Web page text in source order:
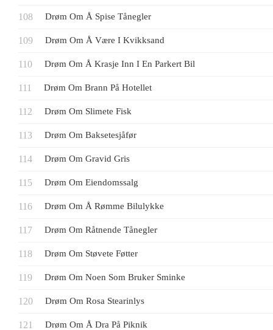
Drøm Om Å Spise Tånegler
Drøm Om Å Være I Kvikksand
Drøm Om Å Krasje Inn I En Parkert Bil
Drøm Om Brann På Hotellet
Drøm Om Slimete Fisk
Drøm Om Baksetesjåfør
Drøm Om Gravid Gris
Drøm Om Eiendomssalg
Drøm Om Å Rømme Bilulykke
Drøm Om Råtnende Tånegler
Drøm Om Støvete Føtter
Drøm Om Noen Som Bruker Sminke
Drøm Om Rosa Stearinlys
Drøm Om Å Dra På Piknik